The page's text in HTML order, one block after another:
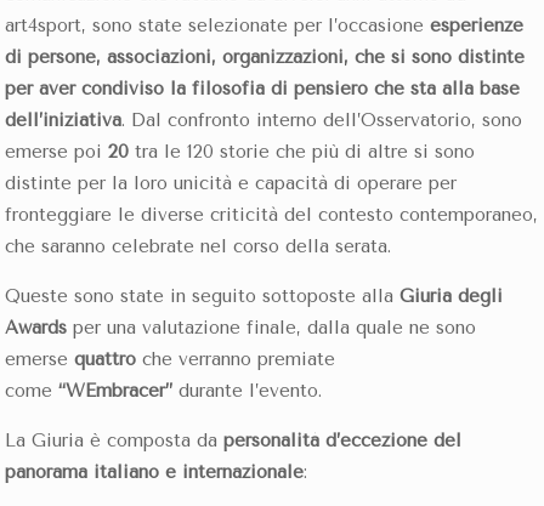
art4sport, sono state selezionate per l’occasione esperienze
di persone, associazioni, organizzazioni, che si sono distinte
per aver condiviso la filosofia di pensiero che sta alla base
dell’iniziativa. Dal confronto interno dell’Osservatorio, sono
emerse poi 20 tra le 120 storie che più di altre si sono
distinte per la loro unicità e capacità di operare per
fronteggiare le diverse criticità del contesto contemporaneo,
che saranno celebrate nel corso della serata.
Queste sono state in seguito sottoposte allaGiuria degli
Awards per una valutazione finale, dalla quale ne sono
emersequattro che verranno premiate
come “WEmbracer” durante l’evento.
La Giuria è composta da personalità d’eccezione del
panorama italiano e internazionale: